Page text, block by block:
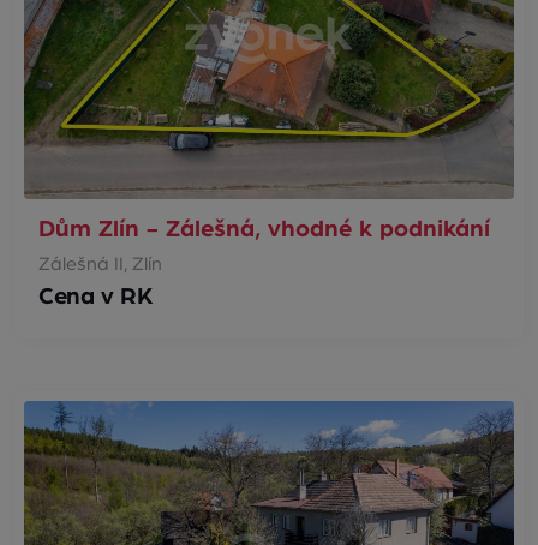
Dům Zlín - Zálešná, vhodné k podnikání
Zálešná II, Zlín
Cena v RK